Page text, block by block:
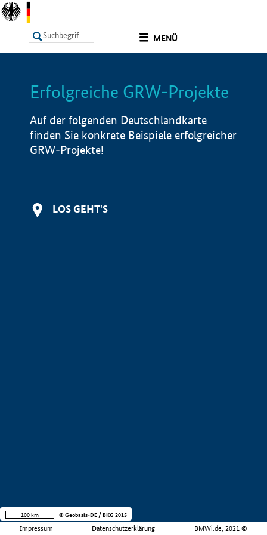
MENÜ
LISTE Info
Erfolgreiche GRW-Projekte
Auf der folgenden Deutschlandkarte
finden Sie konkrete Beispiele erfolgreicher
GRW-Projekte!
LOS GEHT'S
Impressum Datenschutzerklärung BMWi.de, 2021 ©
100 km © Geobasis-DE / BKG 2015